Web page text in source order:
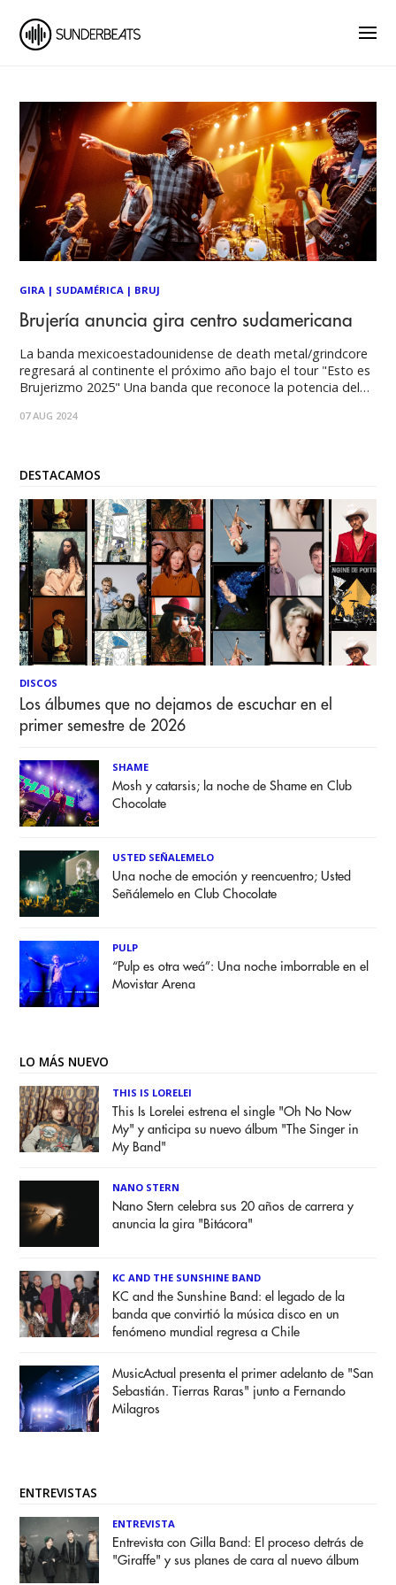
GIRA | SUDAMÉRICA | BRUJ
Brujería anuncia gira centro sudamericana
La banda mexicoestadounidense de death metal/grindcore
regresará al continente el próximo año bajo el tour "Esto es
Brujerizmo 2025" Una banda que reconoce la potencia del
anunciar una nueva gira centro sudamericana, en el marco
07 AUG 2024
DESTACAMOS
DISCOS
Los álbumes que no dejamos de escuchar en el
primer semestre de 2026
SHAME
Mosh y catarsis; la noche de Shame en Club
Chocolate
USTED SEÑALEMELO
Una noche de emoción y reencuentro; Usted
Señálemelo en Club Chocolate
PULP
“Pulp es otra weá”: Una noche imborrable en el
Movistar Arena
LO MÁS NUEVO
THIS IS LORELEI
This Is Lorelei estrena el single "Oh No Now
My" y anticipa su nuevo álbum "The Singer in
My Band"
NANO STERN
Nano Stern celebra sus 20 años de carrera y
anuncia la gira "Bitácora"
KC AND THE SUNSHINE BAND
KC and the Sunshine Band: el legado de la
banda que convirtió la música disco en un
fenómeno mundial regresa a Chile
MusicActual presenta el primer adelanto de "San
Sebastián. Tierras Raras" junto a Fernando
Milagros
ENTREVISTAS
ENTREVISTA
Entrevista con Gilla Band: El proceso detrás de
"Giraffe" y sus planes de cara al nuevo álbum